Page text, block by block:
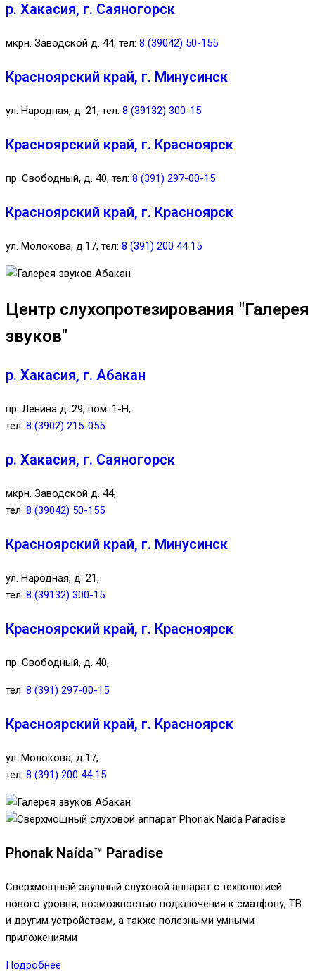
р. Хакасия, г. Саяногорск
мкрн. Заводской д. 44, тел: 8 (39042) 50-155
Красноярский край, г. Минусинск
ул. Народная, д. 21, тел: 8 (39132) 300-15
Красноярский край, г. Красноярск
пр. Свободный, д. 40, тел: 8 (391) 297-00-15
Красноярский край, г. Красноярск
ул. Молокова, д.17, тел: 8 (391) 200 44 15
Центр слухопротезирования "Галерея
звуков"
р. Хакасия, г. Абакан
пр. Ленина д. 29, пом. 1-Н,
тел: 8 (3902) 215-055
р. Хакасия, г. Саяногорск
мкрн. Заводской д. 44,
тел: 8 (39042) 50-155
Красноярский край, г. Минусинск
ул. Народная, д. 21,
тел: 8 (39132) 300-15
Красноярский край, г. Красноярск
пр. Свободный, д. 40,
тел: 8 (391) 297-00-15
Красноярский край, г. Красноярск
ул. Молокова, д.17,
тел: 8 (391) 200 44 15
Phonak Naída™ Paradise
Сверхмощный заушный слуховой аппарат с технологией
нового уровня, возможностью подключения к сматфону, ТВ
и другим устройствам, а также полезными умными
приложениями
Подробнее